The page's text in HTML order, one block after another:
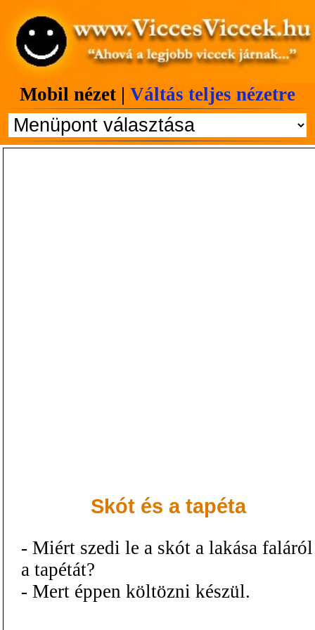
Mobil nézet | Váltás teljes nézetre
Skót és a tapéta
- Miért szedi le a skót a lakása faláról
a tapétát?
- Mert éppen költözni készül.